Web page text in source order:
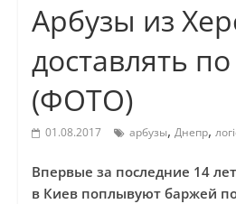
Арбузы из
доставлять
(ФОТО)
01.08.2017 арбузы, Днепр,
Впервые за последние 14
в Киев поплывуют баржей